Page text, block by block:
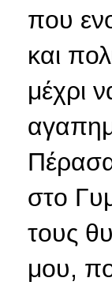
που
και
μέχρι
στο
τους
μου,